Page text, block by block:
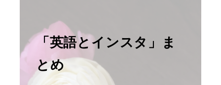
「英語とインスタ」ま
とめ